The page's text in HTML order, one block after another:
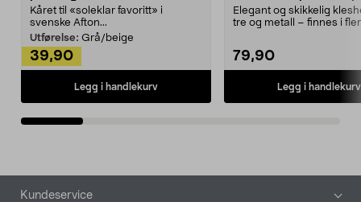
Kåret til «soleklar favoritt» i
svenske Afton...
Utførelse: Grå/beige
39,90
Legg i handlekurv
Elegant og skikkelig
tre og metall – finnes i
79,90
Legg i handlekurv
Bunntekst
Kundeservice